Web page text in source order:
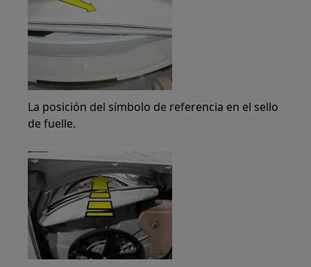
La posición del símbolo de referencia en el sello
de fuelle.